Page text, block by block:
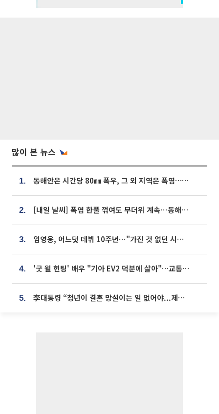
많이 본 뉴스
1. 동해안은 시간당 80㎜ 폭우, 그 외 지역은 폭염…‘극과 극 날씨’
2. [내일 날씨] 폭염 한풀 꺾여도 무더위 계속⋯동해안 이틀 연속 비
3. 임영웅, 어느덧 데뷔 10주년⋯"가진 것 없던 시절, 내 앞엔 20명의 팬뿐"
4. '굿 윌 헌팅' 배우 "기아 EV2 덕분에 살아"…교통사고 후 안전성 극찬
5. 李대통령 “청년이 결혼 망설이는 일 없어야...제도상 불이익 조사”